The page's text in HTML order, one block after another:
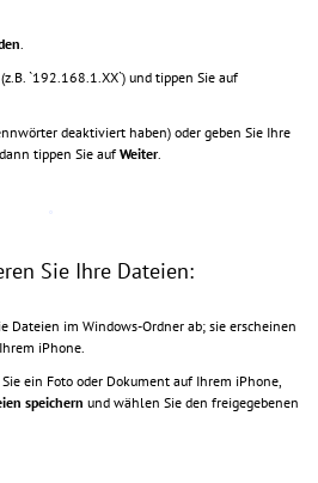
.
`192.168.1.XX`) und tippen Sie auf
deaktiviert haben) oder geben Sie Ihre
tippen Sie aufWeiter.
Sie Ihre Dateien:
Dateien im Windows-Ordner ab; sie erscheinen
iPhone.
ein Foto oder Dokument auf Ihrem iPhone,
speichern und wählen Sie den freigegebenen